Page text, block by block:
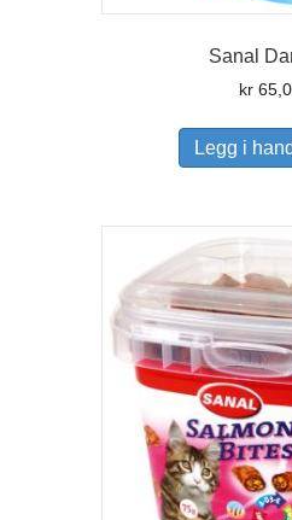
Sanal
kr
Legg i